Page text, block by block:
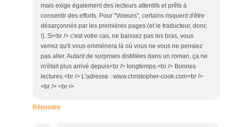
mais exige également des lecteurs attentifs et prêts à
consentir des efforts. Pour "Voleurs", certains risquent d'être
désarçonnés par les premières pages (et le traducteur, donc
!). Si<br /> c'est votre cas, ne baissez pas les bras, vous
verrez qu'il vous emmènera là où vous ne vous ne pensiez
pas aller. Autant de surprises distillées dans un roman, ça ne
m'était plus arrivé depuis<br /> longtemps.<br /> Bonnes
lectures.<br /> L'adresse : www.christopher-cook.com<br />
<br /> <br />
Répondre